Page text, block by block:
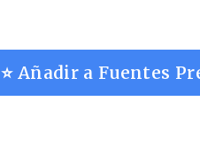
⭐ Añadir a Fuentes